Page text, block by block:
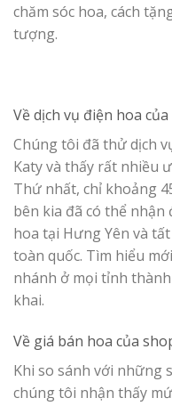
chăm sóc hoa, cách
tượng.
Về dịch vụ điện hoa của
Chúng tôi đã thử dịch
Katy và thấy rất nhiều
Thứ nhất, chỉ khoảng
bên kia đã có thể nhận
hoa tại Hưng Yên và
toàn quốc. Tìm hiểu
nhánh ở mọi tỉnh
khai.
Về giá bán hoa của
Khi so sánh với những
chúng tôi nhận thấy